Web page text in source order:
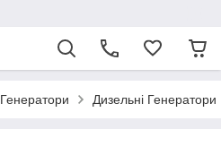
Генератори Дизельні Генератори